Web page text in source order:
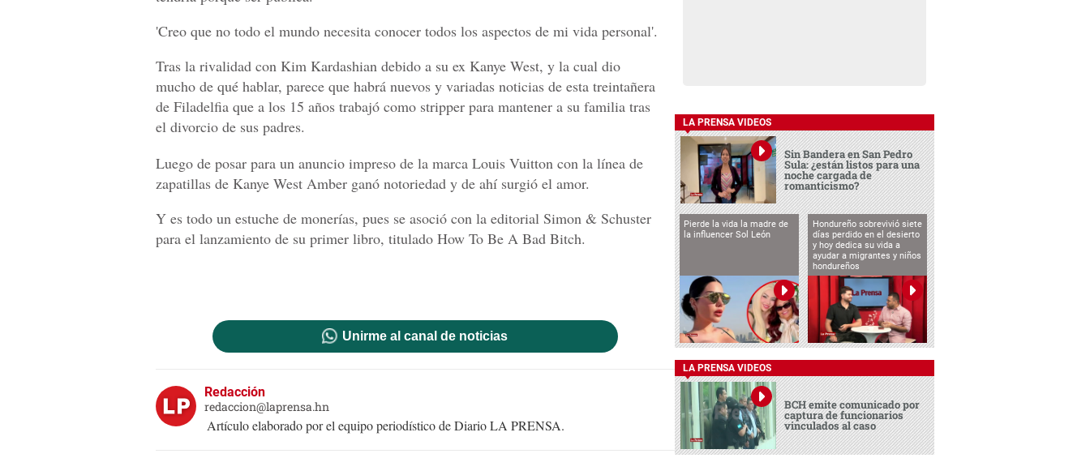
'Creo que no todo el mundo necesita conocer todos los aspectos de mi vida personal'.
Tras la rivalidad con Kim Kardashian debido a su ex Kanye West, y la cual dio
mucho de qué hablar, parece que habrá nuevos y variadas noticias de esta treintañera
de Filadelfia que a los 15 años trabajó como stripper para mantener a su familia tras
el divorcio de sus padres.
Luego de posar para un anuncio impreso de la marca Louis Vuitton con la línea de
zapatillas de Kanye West Amber ganó notoriedad y de ahí surgió el amor.
Y es todo un estuche de monerías, pues se asoció con la editorial Simon & Schuster
para el lanzamiento de su primer libro, titulado How To Be A Bad Bitch.
Unirme al canal de noticias
Redacción
redaccion@laprensa.hn
Artículo elaborado por el equipo periodístico de Diario LA PRENSA.
LA PRENSA VIDEOS
Sin Bandera en San Pedro
Sula: ¿están listos para una
noche cargada de
romanticismo?
Pierde la vida la madre de
la influencer Sol León
Hondureño sobrevivió siete
días perdido en el desierto
y hoy dedica su vida a
ayudar a migrantes y niños
hondureños
LA PRENSA VIDEOS
BCH emite comunicado por
captura de funcionarios
vinculados al caso